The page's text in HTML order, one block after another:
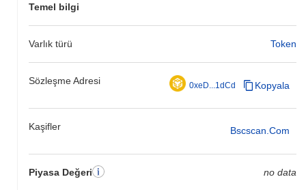
Temel bilgi
Varlık türü Token
Sözleşme Adresi 0xeD...1dCd Kopyala
Kaşifler Bscscan.com
Piyasa Değeri no data